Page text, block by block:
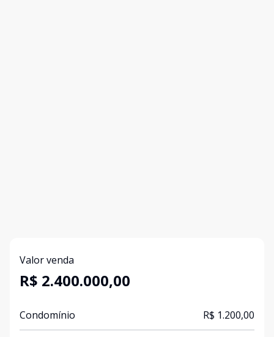
Valor venda
R$ 2.400.000,00
Condomínio R$ 1.200,00